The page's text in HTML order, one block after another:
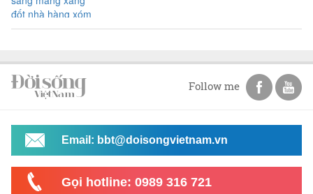
Follow me
Email: bbt@doisongvietnam.vn
Gọi hotline: 0989 316 721